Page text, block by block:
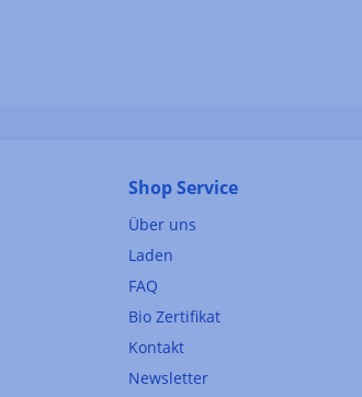
Shop Service
Über uns
Laden
FAQ
Bio Zertifikat
Kontakt
Newsletter